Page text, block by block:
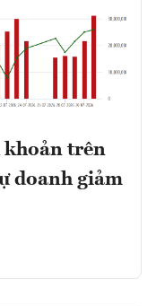
khoản trên
doanh giảm